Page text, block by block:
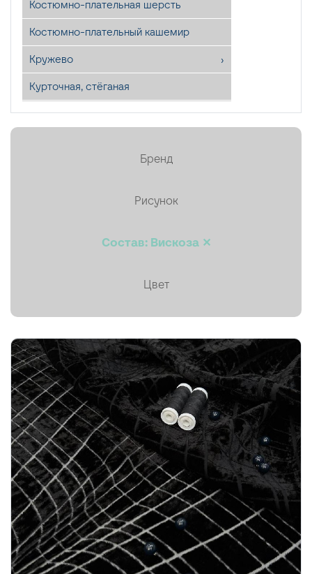
Костюмно-плательная шерсть
Костюмно-плательный кашемир
Кружево
Курточная, стёганая
Лён
Платки, палантины, шарфы
Тафта
Твид
Ткани на мембране
Тренчевые
Трикотаж
Хлопок
Шелк
Шитьё
Бренд
Рисунок
Состав: Вискоза ✕
Цвет